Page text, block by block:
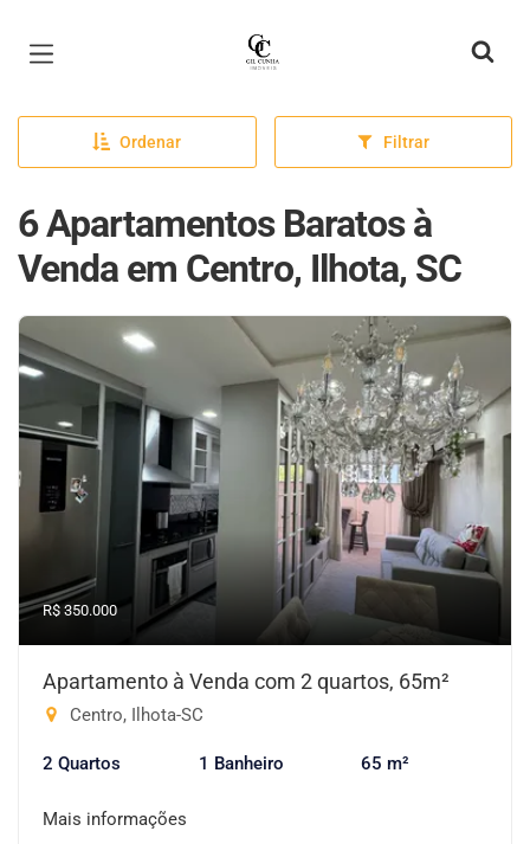
Página inicial
Ordenar Filtrar
6 Apartamentos Baratos à
Venda em Centro, Ilhota, SC
R$ 350.000
Apartamento à Venda com 2 quartos, 65m²
Centro, Ilhota-SC
2 Quartos 1 Banheiro 65 m²
Mais informações